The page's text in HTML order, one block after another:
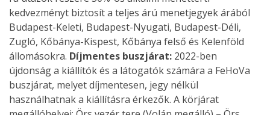
kedvezményt biztosít a teljes árú menetjegyek árából
Budapest-Keleti, Budapest-Nyugati, Budapest-Déli,
Zugló, Kőbánya-Kispest, Kőbánya felső és Kelenföld
állomásokra. Díjmentes buszjárat: 2022-ben
újdonság a kiállítók és a látogatók számára a FeHoVa
buszjárat, melyet díjmentesen, jegy nélkül
használhatnak a kiállításra érkezők. A körjárat